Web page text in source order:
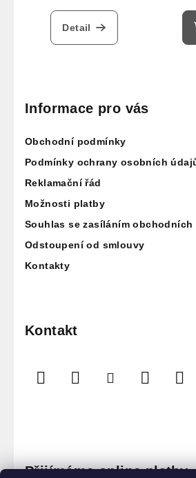
Detail
Informace pro vás
Obchodní podmínky
Podmínky ochrany osobních
Reklamační řád
Možnosti platby
Souhlas se zasíláním obchodních
Odstoupení od smlouvy
Kontakty
Kontakt
Přijímáme online platby